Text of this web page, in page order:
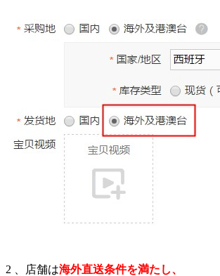
2 、店舗は海外直送条件を満たし、